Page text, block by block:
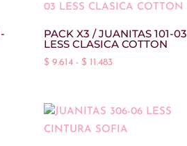
$ 10.140
hasta
$ 11.672
PACK X3 / JUANITAS 101-03
LESS CLASICA COTTON
$9.614 - $11.483Rango
desde
$ 9.614